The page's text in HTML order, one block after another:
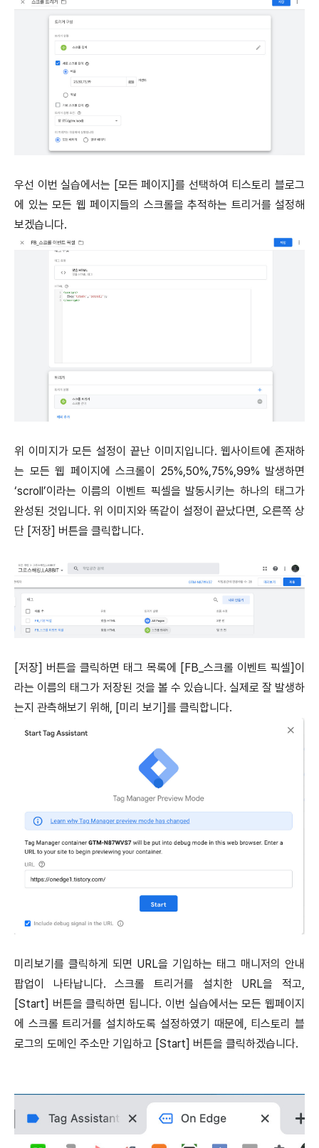
우선 이번 실습에서는 [모든 페이지]를 선택하여 티스토리 블로그
에 있는 모든 웹 페이지들의 스크롤을 추적하는 트리거를 설정해
보겠습니다.
위 이미지가 모든 설정이 끝난 이미지입니다. 웹사이트에 존재하
는 모든 웹 페이지에 스크롤이 25%,50%,75%,99% 발생하면
‘scroll’이라는 이름의 이벤트 픽셀을 발동시키는 하나의 태그가
완성된 것입니다. 위 이미지와 똑같이 설정이 끝났다면, 오른쪽 상
단 [저장] 버튼을 클릭합니다.
[저장] 버튼을 클릭하면 태그 목록에 [FB_스크롤 이벤트 픽셀]이
라는 이름의 태그가 저장된 것을 볼 수 있습니다. 실제로 잘 발생하
는지 관측해보기 위해, [미리 보기]를 클릭합니다.
미리보기를 클릭하게 되면 URL을 기입하는 태그 매니저의 안내
팝업이 나타납니다. 스크롤 트리거를 설치한 URL을 적고,
[Start] 버튼을 클릭하면 됩니다. 이번 실습에서는 모든 웹페이지
에 스크롤 트리거를 설치하도록 설정하였기 때문에, 티스토리 블
로그의 도메인 주소만 기입하고 [Start] 버튼을 클릭하겠습니다.